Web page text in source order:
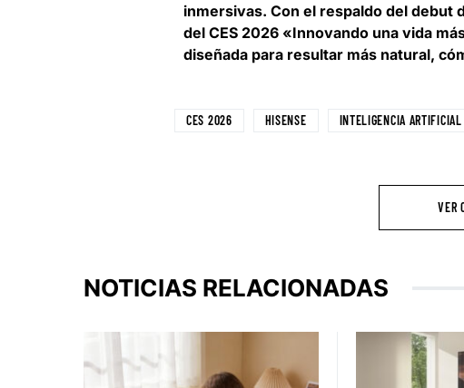
inmersivas. Con el respaldo del debut
del CES 2026 «Innovando una vida
diseñada para resultar más natural,
CES 2026 HISENSE INTELIGENCIA ARTIFICIAL
VER
NOTICIAS RELACIONADAS